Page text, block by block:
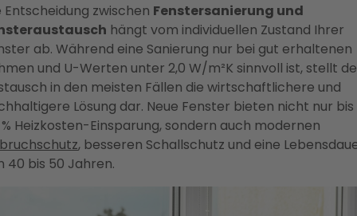
Entscheidung zwischen Fenstersanierung und
hängt vom individuellen Zustand Ihrer
ab. Während eine Sanierung nur bei gut erhaltenen
und U-Werten unter 2,0 W/m²K sinnvoll ist, stellt
in den meisten Fällen die wirtschaftlichere und
Lösung dar. Neue Fenster bieten nicht nur bis
Heizkosten-Einsparung, sondern auch modernen
, besseren Schallschutz und eine
40 bis 50 Jahren.